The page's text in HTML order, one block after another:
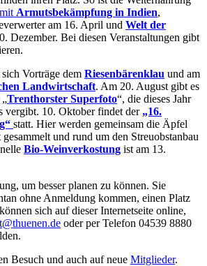
Armutsbekämpfung in Indien,
am 16. April und Welt der
Dezember. Bei diesen Veranstaltungen gibt
Vorträge dem Riesenbärenklau und am
Landwirtschaft. Am 20. August gibt es
Trenthorster Superfoto“, die dieses Jahr
vergibt. 10. Oktober findet der „16.
statt. Hier werden gemeinsam die Äpfel
und rund um den Streuobstanbau
Bio-Weinverkostung ist am 13.
um besser planen zu können. Sie
ohne Anmeldung kommen, einen Platz
sich auf dieser Internetseite online,
oder per Telefon 04539 8880
Besuch und auch auf neue Mitglieder.